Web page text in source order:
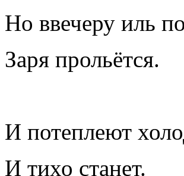
Но ввечеру иль
Заря прольётся.
И потеплеют
И тихо станет.